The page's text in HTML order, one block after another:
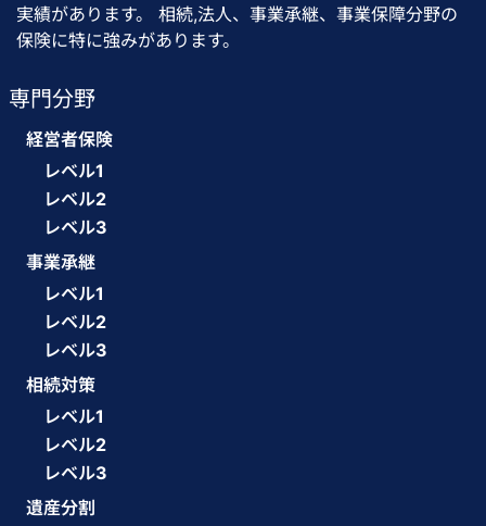
実績があります。 相続,法人、事業承継、事業保障分野の
保険に特に強みがあります。
専門分野
経営者保険
レベル1
レベル2
レベル3
事業承継
レベル1
レベル2
レベル3
相続対策
レベル1
レベル2
レベル3
遺産分割